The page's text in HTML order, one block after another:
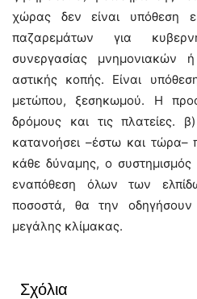
χώρας δεν είναι υπόθεση
παζαρεμάτων για
συνεργασίας μνημονιακών
αστικής κοπής. Είναι
μετώπου, ξεσηκωμού. Η
δρόμους και τις πλατείες.
κατανοήσει –έστω και τώρα–
κάθε δύναμης, ο
εναπόθεση όλων των
ποσοστά, θα την οδηγήσουν
μεγάλης κλίμακας.
Σχόλια